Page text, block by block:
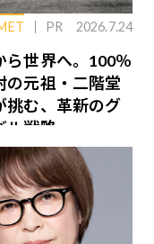
PR 2026.7.24
ら世界へ。100％
の元祖・二階堂
挑む、革新のグ
ル戦略